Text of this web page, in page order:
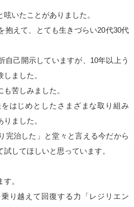
いたことがありました。
抱えて、とても生きづらい20代30代
自己開示していますが、10年以上う
ました。
苦しみました。
はじめとしたさまざまな取り組み
ました。
完治した」と堂々と言える今だから
してほしいと思っています。
。
り越えて回復する力「レジリエン